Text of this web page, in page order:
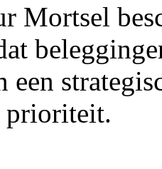
Mortsel
een
prioriteit.